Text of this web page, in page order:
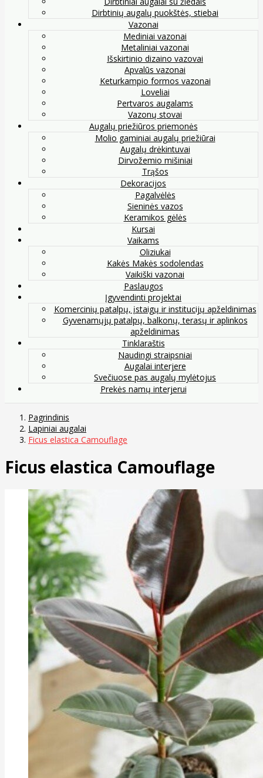
Dirbtinių augalų puokštės, stiebai
Vazonai
Mediniai vazonai
Metaliniai vazonai
Išskirtinio dizaino vazovai
Apvalūs vazonai
Keturkampio formos vazonai
Loveliai
Pertvaros augalams
Vazonų stovai
Augalų priežiūros priemonės
Molio gaminiai augalų priežiūrai
Augalų drėkintuvai
Dirvožemio mišiniai
Trąšos
Dekoracijos
Pagalvėlės
Sieninės vazos
Keramikos gėlės
Kursai
Vaikams
Oliziukai
Kakės Makės sodolendas
Vaikiški vazonai
Paslaugos
Įgyvendinti projektai
Komercinių patalpų, įstaigų ir institucijų apželdinimas
Gyvenamųjų patalpų, balkonų, terasų ir aplinkos
apželdinimas
Tinklaraštis
Naudingi straipsniai
Augalai interjere
Svečiuose pas augalų mylėtojus
Prekės namų interjerui
Pagrindinis
Lapiniai augalai
Ficus elastica Camouflage
Ficus elastica Camouflage